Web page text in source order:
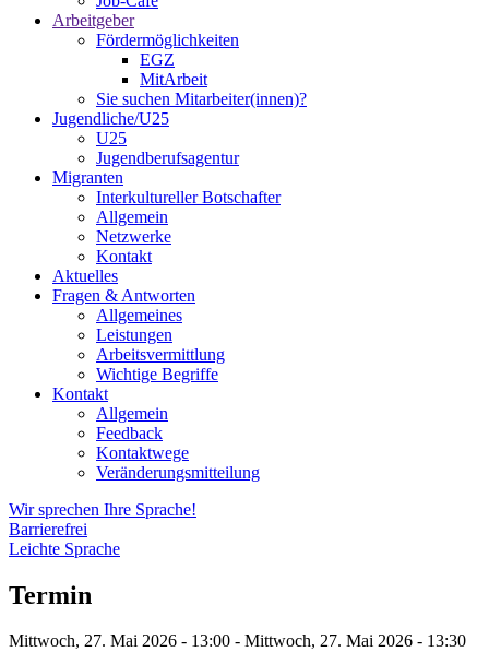
Arbeitgeber
Fördermöglichkeiten
EGZ
MitArbeit
Sie suchen Mitarbeiter(innen)?
Jugendliche/U25
U25
Jugendberufsagentur
Migranten
Interkultureller Botschafter
Allgemein
Netzwerke
Kontakt
Aktuelles
Fragen & Antworten
Allgemeines
Leistungen
Arbeitsvermittlung
Wichtige Begriffe
Kontakt
Allgemein
Feedback
Kontaktwege
Veränderungsmitteilung
Wir sprechen Ihre Sprache!
Barrierefrei
Leichte Sprache
Termin
Mittwoch, 27. Mai 2026 - 13:00 - Mittwoch, 27. Mai 2026 - 13:30